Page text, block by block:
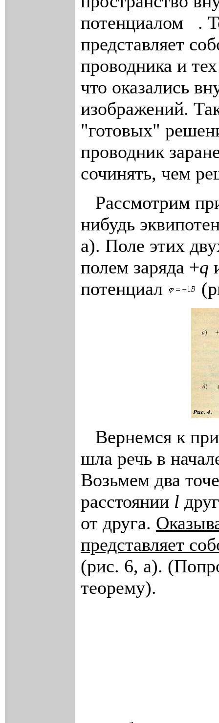
потенциалом
.
представляет
проводника и
что оказались
изображений.
"готовых"
проводник
сочинять, чем
Рассмотрим
нибудь
а). Поле этих
полем заряда +q
потенциал
Вернемся к
шла речь в
Возьмем два
расстоянии l
от друга.
представляет
(рис. 6, а).
теорему).